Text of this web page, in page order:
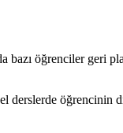
bazı öğrenciler geri
derslerde öğrencinin